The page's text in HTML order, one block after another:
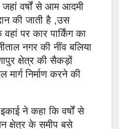
जहां वर्षों से आम आदमी
की जाती है ,उस
पर कार पार्किंग का
नगर की नींव बलिया
क्षेत्र की सैकड़ों
निर्माण करने की
ने कहा कि वर्षों से
क्षेत्र के समीप बसे